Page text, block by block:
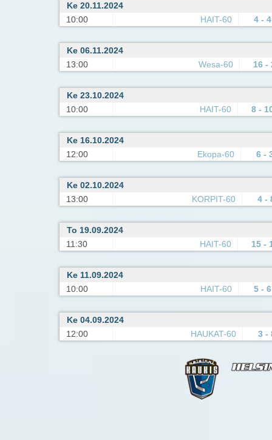
Ke 20.11.2024
10:00
HAIT-60 4 - 4
Ke 06.11.2024
13:00
Wesa-60 16 -
Ke 23.10.2024
10:00
HAIT-60 8 -
Ke 16.10.2024
12:00
Ekopa-60 6 -
Ke 02.10.2024
13:00
KORPIT-60 4 -
To 19.09.2024
11:30
HAIT-60 15 -
Ke 11.09.2024
10:00
HAIT-60 5 - 6
Ke 04.09.2024
12:00
HAUKAT-60 3 -